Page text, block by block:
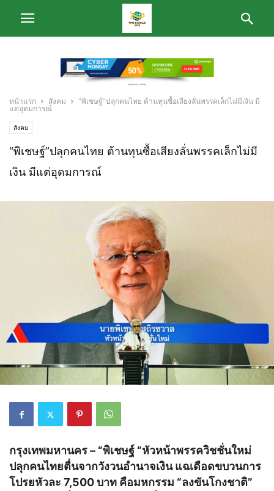
หน้าแรก สังคม
“พิเชษฐ์”ปลุกคนไทย ต้านทุนซื้อเสียงลั่นพรรคเล็กไม่มีเงิน มี
แต่อุดมการณ์
สังคม
“พิเชษฐ์”ปลุกคนไทย ต้านทุนซื้อเสียงลั่นพรรคเล็กไม่มี
เงิน มีแต่อุดมการณ์
กรุงเทพมหานคร – “พิเชษฐ์ “หัวหน้าพรรควิชชั่นใหม่
ปลุกคนไทยตื่นจากวังวนอำนาจเงิน แฉเดือดขบวนการ
โปรยหัวละ 7,500 บาท คือมหกรรม “ลงขันโกงชาติ”